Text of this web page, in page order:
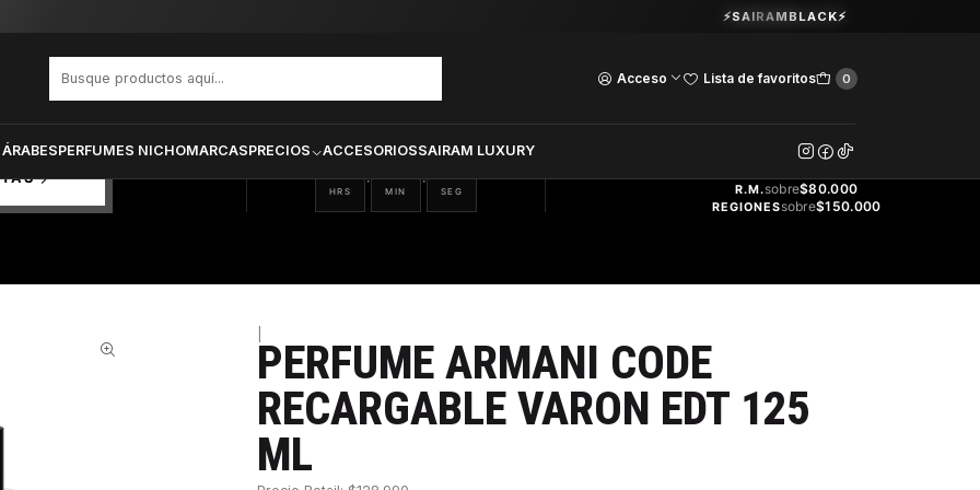
Acceso Lista de favoritos 0
PERFUMES NICHOMARCASPRECIOS ACCESORIOSSAIRAM LUXURY
Guardia Vieja 202. Oficina 102.Ver Horarios
⚡SAIRAMBLACK⚡
06
HRS
: 24
MIN
: 05
SEG
GRATIS
R.M.sobre$80.000
REGIONESsobre$150.000
PERFUME ARMANI CODE
RECARGABLE VARON EDT 125
ML